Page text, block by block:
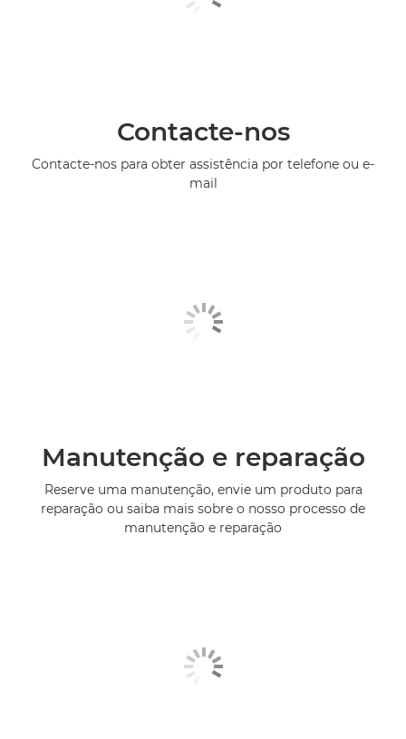
Contacte-nos
Contacte-nos para obter assistência por telefone ou e-
mail
Manutenção e reparação
Reserve uma manutenção, envie um produto para
reparação ou saiba mais sobre o nosso processo de
manutenção e reparação